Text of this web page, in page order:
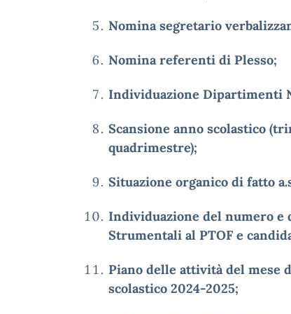
Nomina segretario
Nomina referenti di Plesso;
Individuazione Dipartimenti
Scansione anno scolastico
quadrimestre);
Situazione organico di fatto
Individuazione del numero
Strumentali al PTOF e
Piano delle attività del mese
scolastico 2024-2025;